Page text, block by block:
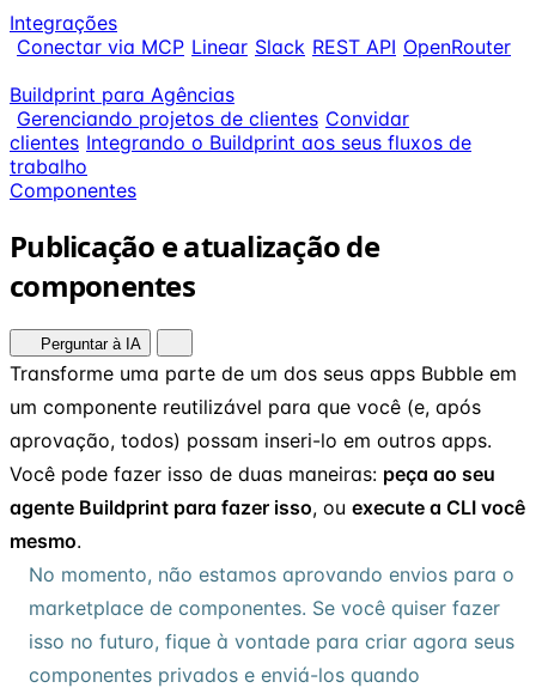
Integrações
Conectar via MCP Linear Slack REST API OpenRouter
Buildprint para Agências
Gerenciando projetos de clientes Convidar
clientes Integrando o Buildprint aos seus fluxos de
trabalho
Componentes
Publicação e atualização de
componentes
Perguntar à IA
Transforme uma parte de um dos seus apps Bubble em
um componente reutilizável para que você (e, após
aprovação, todos) possam inseri-lo em outros apps.
Você pode fazer isso de duas maneiras: peça ao seu
agente Buildprint para fazer isso, ou execute a CLI você
mesmo.
No momento, não estamos aprovando envios para o
marketplace de componentes. Se você quiser fazer
isso no futuro, fique à vontade para criar agora seus
componentes privados e enviá-los quando